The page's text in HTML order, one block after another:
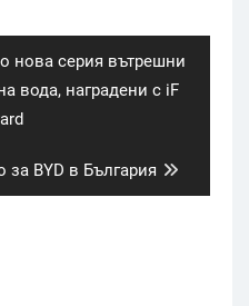
нова серия вътрешни
вода, наградени с iF
BYD в България